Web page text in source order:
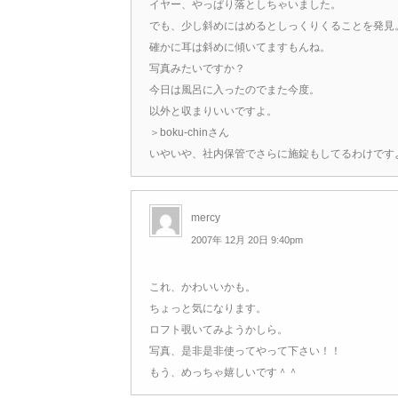
イヤー、やっぱり落としちゃいました。
でも、少し斜めにはめるとしっくりくることを発見。
確かに耳は斜めに傾いてますもんね。
写真みたいですか？
今日は風呂に入ったのでまた今度。
以外と収まりいいですよ。
＞boku-chinさん
いやいや、社内保管でさらに施錠もしてるわけです
mercy
2007年 12月 20日 9:40pm
これ、かわいいかも。
ちょっと気になります。
ロフト覗いてみようかしら。
写真、是非是非使ってやって下さい！！
もう、めっちゃ嬉しいです＾＾